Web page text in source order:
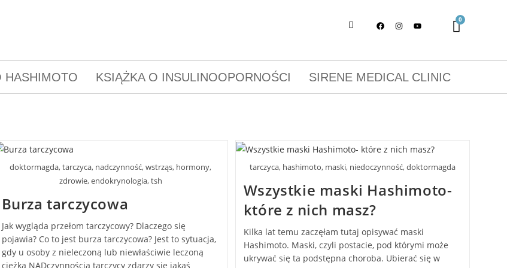
HASHIMOTO KSIĄŻKA O INSULINOOPORNOŚCI SIRENE MEDICAL CLINIC
doktormagda, tarczyca, nadczynność, wstrząs, hormony,
zdrowie, endokrynologia, tsh
Burza tarczycowa
Jak wygląda przełom tarczycowy? Dlaczego się
pojawia? Co to jest burza tarczycowa? Jest to sytuacja,
gdy u osoby z nieleczoną lub niewłaściwie leczoną
ciężką NADczynnością tarczycy zdarzy się jakaś
tarczyca, hashimoto, maski, niedoczynność, doktormagda
Wszystkie maski Hashimoto-
które z nich masz?
Kilka lat temu zaczęłam tutaj opisywać maski
Hashimoto. Maski, czyli postacie, pod którymi może
ukrywać się ta podstępna choroba. Ubierać się w